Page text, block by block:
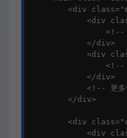
<div
<div
<!--
            </div>
<div
<!--
            </div>
<!-- 更多
        </div>
<div
<div